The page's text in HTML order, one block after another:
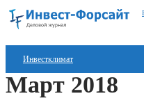
Инвестклимат
Финансы
Март 2018